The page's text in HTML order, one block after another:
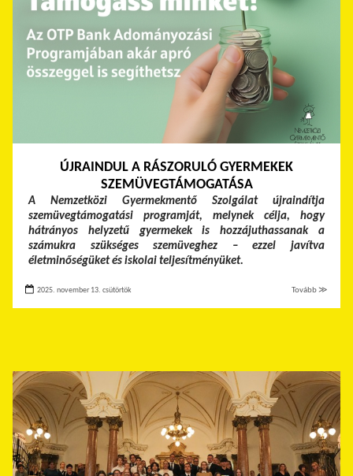
ÚJRAINDUL A RÁSZORULÓ GYERMEKEK
SZEMÜVEGTÁMOGATÁSA
A Nemzetközi Gyermekmentő Szolgálat újraindítja
szemüvegtámogatási programját, melynek célja, hogy
hátrányos helyzetű gyermekek is hozzájuthassanak a
számukra szükséges szemüveghez – ezzel javítva
életminőségüket és iskolai teljesítményüket.
2025. november 13. csütörtök Tovább ≫